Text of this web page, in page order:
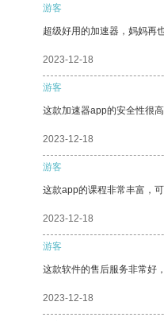
游客
超级好用的加速器，妈妈再
2023-12-18
游客
这款加速器app的安全性很
2023-12-18
游客
这款app的课程非常丰富，
2023-12-18
游客
这款软件的售后服务非常好
2023-12-18